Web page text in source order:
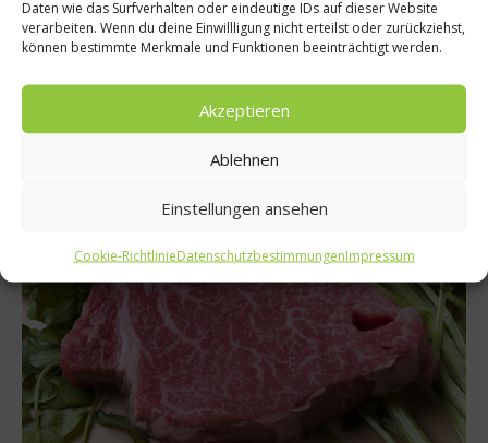
Daten wie das Surfverhalten oder eindeutige IDs auf dieser Website
verarbeiten. Wenn du deine Einwillligung nicht erteilst oder zurückziehst,
können bestimmte Merkmale und Funktionen beeinträchtigt werden.
Akzeptieren
Ablehnen
Einstellungen ansehen
Cookie-RichtlinieDatenschutzbestimmungenImpressum
Mann zu bringen. Mit ihrem Unternehmen Otto Gourmet
beliefern Stephan, Michael und Wolfgang Otto inzwischen die
Privatkunden, die auf Qualität und guten Geschmack Wert
legen. Wolfgang Otto erzählt über die Entwicklung und die
Grundsätze des Unternehmens....